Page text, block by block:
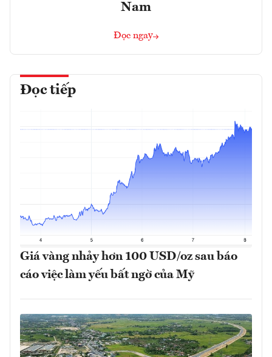
Nam
Đọc ngay
Đọc tiếp
Giá vàng nhảy hơn 100 USD/oz sau báo
cáo việc làm yếu bất ngờ của Mỹ